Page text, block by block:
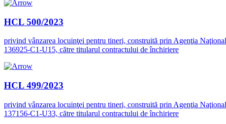
HCL 500/2023
privind vânzarea locuinţei pentru tineri, construită prin Agenţia
136925-C1-U15, către titularul contractului de închiriere
HCL 499/2023
privind vânzarea locuinţei pentru tineri, construită prin Agenţia
137156-C1-U33, către titularul contractului de închiriere